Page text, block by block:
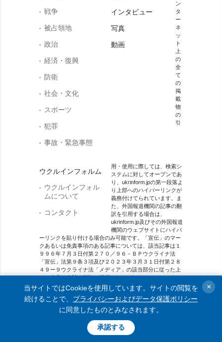
戦争
被占領地
政治
経済・復興
防衛
社会・文化
スポーツ
犯罪
事故・緊急事態
ウクルインフォルム
ウクルインフォル
ムについて
コンタクト
インタビュー
写真
動画
ン
タ
ー
ネ
ッ
ト
上
の
全
て
の
掲
載
物
の
引
用・使用に際しては、検索シ
ステムに対してオープンであ
り、ukrinform.jpの第一段落よ
り上部へのハイパーリンクが
義務付けてられています。ま
た、外国報道機関の記事の翻
訳を引用する場合は、
ukrinform.jp及びその外国報道
機関のウェブサイトにハイパ
ーリンクを貼り付ける場合のみ可能です。「宣伝」のマー
クあるいは免責事項のある記事については、該当記事は１
９９６年７月３日付第２７０／９６－ＢＰウクライナ法
「宣伝」法第９条３項及び２０２３年３月３１日付第２８
４９ー９ウクライナ法「メディア」の該当部分に従った上
で、合意／会計を根拠に掲載されています。
オンラインメディア主体 メディア識別番号：R40-01421.
© 2015-2026 Ukrinform. All rights reserved.
当サイトではCookieを使用しています。サイトの閲覧を
続けることで、 プライバシーおよびデータ保護ポリシー
に同意したものとみなされます。
承認する
×